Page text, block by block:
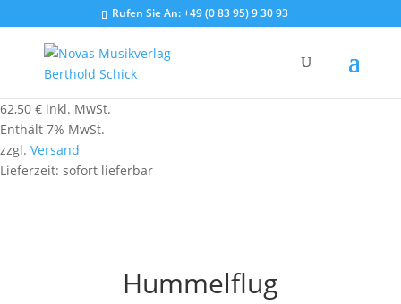
Rufen Sie An:+49 (0 83 95) 9 30 93
62,50 € inkl. MwSt.
Enthält 7% MwSt.
zzgl. Versand
Lieferzeit: sofort lieferbar
Hummelflug